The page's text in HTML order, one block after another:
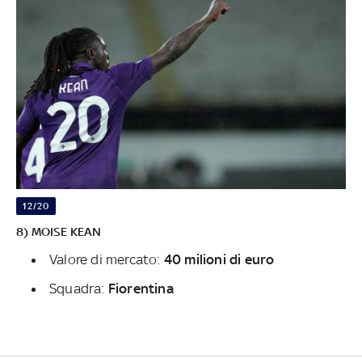
12/20
8) MOISE KEAN
Valore di mercato: 40 milioni di euro
Squadra: Fiorentina